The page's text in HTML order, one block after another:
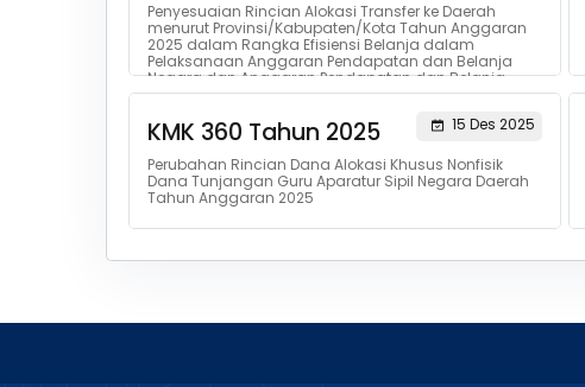
Penyesuaian Rincian Alokasi Transfer ke Daerah
menurut Provinsi/Kabupaten/Kota Tahun Anggaran
2025 dalam Rangka Efisiensi Belanja dalam
Pelaksanaan Anggaran Pendapatan dan Belanja
Negara dan Anggaran Pendapatan dan Belanja
Daerah Tahun Anggaran 2025
KMK 360 Tahun 2025
15 Des 2025
Perubahan Rincian Dana Alokasi Khusus Nonfisik
Dana Tunjangan Guru Aparatur Sipil Negara Daerah
Tahun Anggaran 2025